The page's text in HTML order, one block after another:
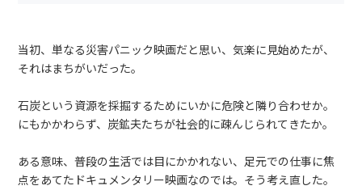
当初、単なる災害パニック映画だと思い、気楽に見始めたが、
それはまちがいだった。
石炭という資源を採掘するためにいかに危険と隣り合わせか。
にもかかわらず、炭鉱夫たちが社会的に疎んじられてきたか。
ある意味、普段の生活では目にかかれない、足元での仕事に焦
点をあてたドキュメンタリー映画なのでは。そう考え直した。